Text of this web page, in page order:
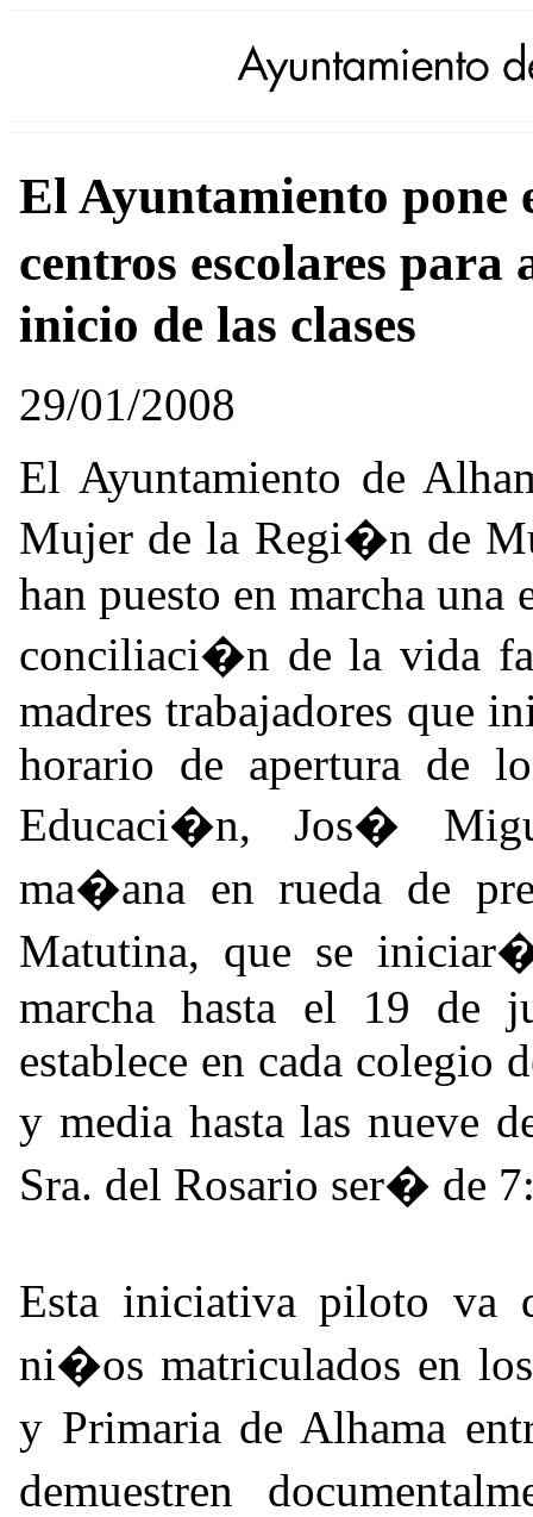
El Ayuntamiento pone
centros escolares
inicio de las clases
29/01/2008
El Ayuntamiento de
Mujer de la Regi�n de
han puesto en marcha
conciliaci�n de la vida
madres trabajadores que
horario de apertura de
Educaci�n, Jos�
ma�ana en rueda de
Matutina, que se
marcha hasta el 19 de
establece en cada colegio
y media hasta las nueve
Sra. del Rosario ser� de
Esta iniciativa piloto va
ni�os matriculados en
y Primaria de Alhama
demuestren